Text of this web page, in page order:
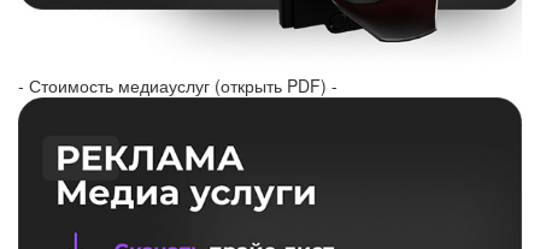
- Стоимость медиауслуг (открыть PDF) -